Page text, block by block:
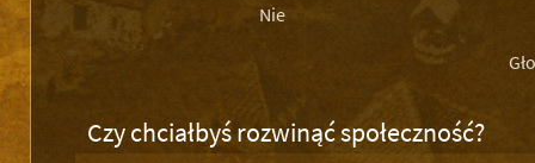
Nie
Czy chciałbyś rozwinąć społeczność?